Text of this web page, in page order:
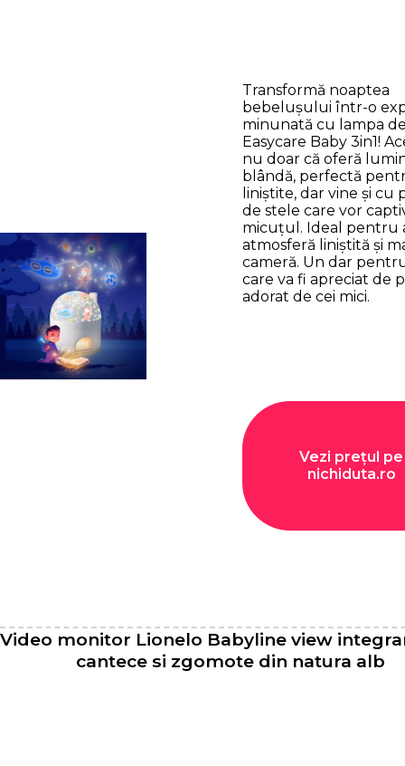
Transformă noaptea
bebelușului într-o
minunată cu lampa
Easycare Baby 3in1!
nu doar că oferă
blândă, perfectă
liniștite, dar vine și cu
de stele care vor
micuțul. Ideal pentru
atmosferă liniștită și
cameră. Un dar
care va fi apreciat de
adorat de cei mici.
Vezi prețul pe
nichiduta.ro
Video monitor Lionelo Babyline view
cantece si zgomote din natura alb